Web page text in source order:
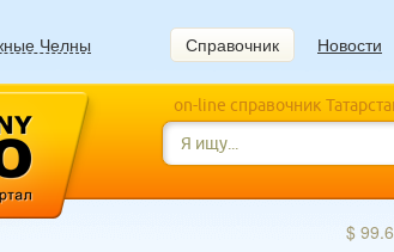
Челны Справочник Новости
on-line справочник
$